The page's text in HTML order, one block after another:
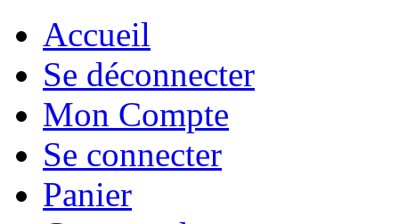
Accueil
Se déconnecter
Mon Compte
Se connecter
Panier